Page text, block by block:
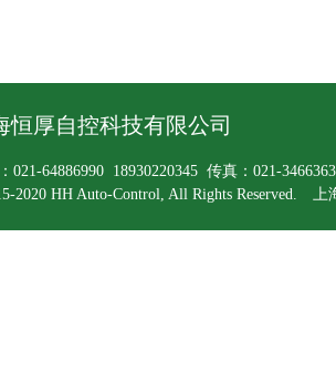
恒厚自控科技有限公司
021-64886990 18930220345 传真：021-
2020 HH Auto-Control, All Rights Reserved.